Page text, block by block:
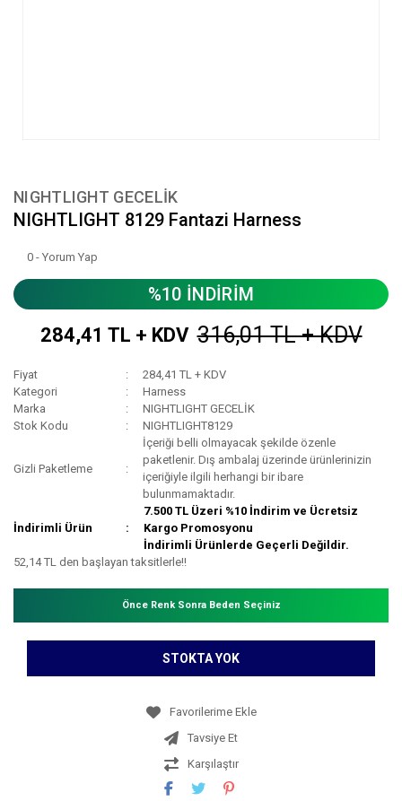
NIGHTLIGHT GECELİK
NIGHTLIGHT 8129 Fantazi Harness
0 - Yorum Yap
%10 İNDİRİM
284,41 TL + KDV 316,01 TL + KDV
Fiyat
284,41 TL + KDV
Kategori
Harness
Marka
NIGHTLIGHT GECELİK
Stok Kodu
NIGHTLIGHT8129
Gizli Paketleme
İçeriği belli olmayacak şekilde özenle
paketlenir. Dış ambalaj üzerinde ürünlerinizin
içeriğiyle ilgili herhangi bir ibare
bulunmamaktadır.
İndirimli Ürün
7.500 TL Üzeri %10 İndirim ve Ücretsiz
Kargo Promosyonu
İndirimli Ürünlerde Geçerli Değildir.
52,14 TL den başlayan taksitlerle!!
Önce Renk Sonra Beden Seçiniz
STOKTA YOK
Tavsiye Et
Karşılaştır